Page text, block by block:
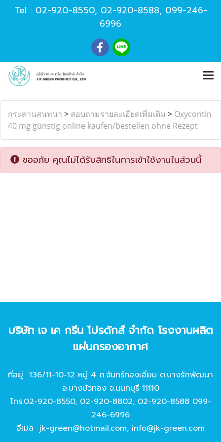
Tel : 02-920-8550, 02-920-8588, 099-246-
6996
กระดานสนทนา > สอบถามรายละเอียดเพิ่มเติม > Oxycontin
40 mg günstig online kaufen/bestellen ohne Rezept
ขออภัย คุณไม่ได้รับสิทธิในการเข้าใช้งานในส่วนนี้
บริษัท เจ เค กรีน โปรดักส์ จํากัด โรงงานผลิต
แผ่นกรองอากาศ
ที่อยู่ 136/11-10-12 หมู่ 4 ถ.จันทร์ทองเอี่ยม ต.บางรักพัฒนา
อ.บางบัวทอง จ.นนทบุรี 11110
โทร.02-920-8550, 02-920-8802, 02-920-8588 099-
246-6996
อีเมล jk-green@hotmail.com, info@jk-green.com